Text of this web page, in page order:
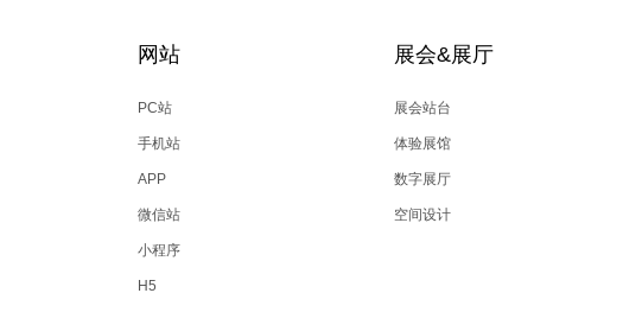
网站
PC站
手机站
APP
微信站
小程序
H5
展会&展厅
展会站台
体验展馆
数字展厅
空间设计